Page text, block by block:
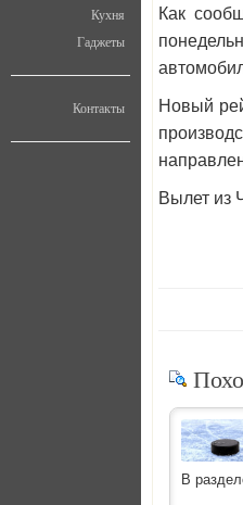
Кухня
Гаджеты
Контакты
Как
Новый
Вылет из
В